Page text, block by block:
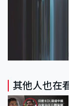
其他人也在